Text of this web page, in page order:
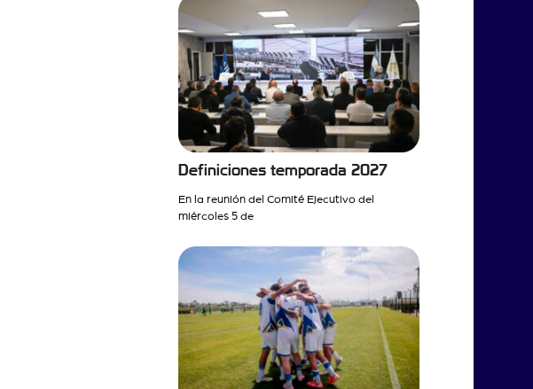
Definiciones temporada 2027
En la reunión del Comité Ejecutivo del
miércoles 5 de